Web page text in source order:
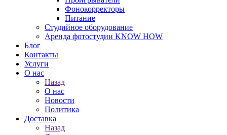
Фонокорректоры
Питание
Студийное оборудование
Аренда фотостудии KNOW HOW
Блог
Контакты
Услуги
О нас
Назад
О нас
Новости
Политика
Доставка
Назад